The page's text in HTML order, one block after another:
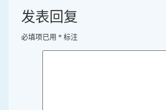
发表回复
必填项已用 * 标注